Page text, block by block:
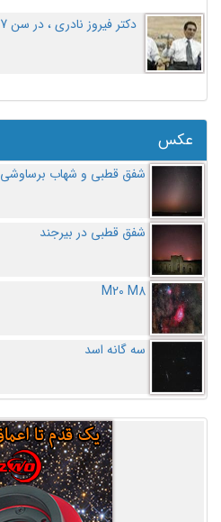
دکتر فیروز نادری ، در سن 77 سالگی درگذشت
عکس
شفق قطبی و شهاب برساوشی
شفق قطبی در بیرجند
M20 M8
سه گانه اسد